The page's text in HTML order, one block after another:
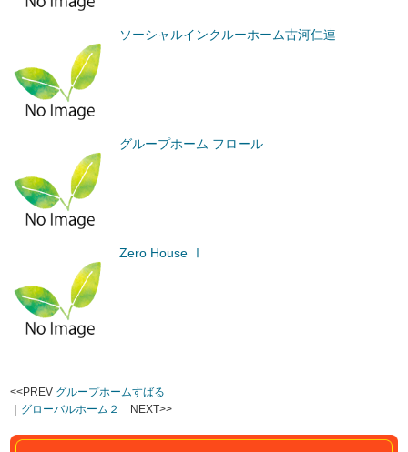
ソーシャルインクルーホーム古河仁連
グループホーム フロール
Zero House Ⅰ
<<PREV グループホームすばる
｜ グローバルホーム２ NEXT>>